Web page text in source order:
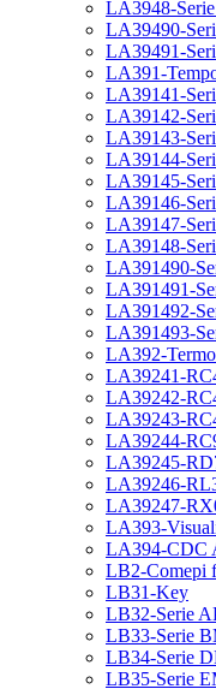
LA3948-
LA39490-
LA39491-
LA391-
LA39141-
LA39142-
LA39143-
LA39144-
LA39145-
LA39146-
LA39147-
LA39148-
LA391490-
LA391491-
LA391492-
LA391493-
LA392-
LA39241-
LA39242-
LA39243-
LA39244-
LA39245-
LA39246-
LA39247-
LA393-
LA394-CDC
LB2-Comepi
LB31-Key
LB32-Serie
LB33-Serie
LB34-Serie
LB35-Serie